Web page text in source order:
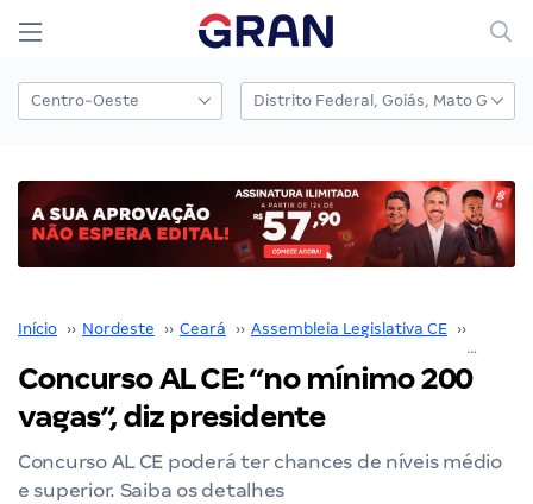
Início ›› Nordeste ›› Ceará ›› Assembleia Legislativa CE ››
Concurso AL CE: “no mínimo 200
vagas”, diz presidente
Concurso AL CE poderá ter chances de níveis médio
e superior. Saiba os detalhes